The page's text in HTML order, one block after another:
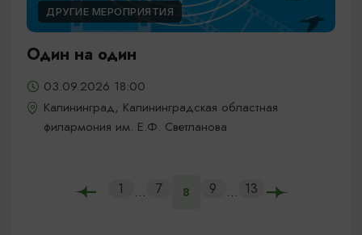
ДРУГИЕ МЕРОПРИЯТИЯ
Один на один
03.09.2026 18:00
Калининград, Калининградская областная
филармония им. Е.Ф. Светланова
1 ... 7 8 9 ... 13